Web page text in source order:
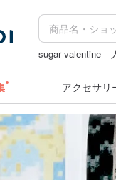
sugar valentine
アクセサリ